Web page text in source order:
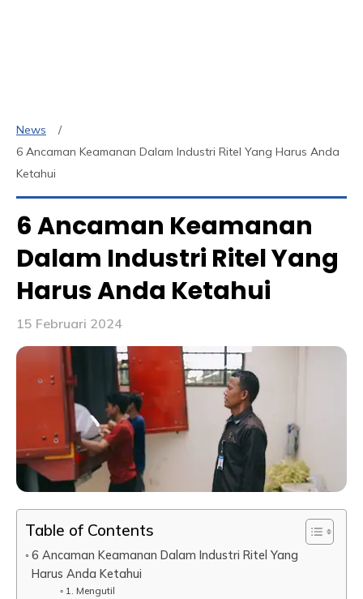
News
6 Ancaman Keamanan Dalam Industri Ritel Yang Harus Anda
Ketahui
6 Ancaman Keamanan
Dalam Industri Ritel Yang
Harus Anda Ketahui
15 Februari 2024
Table of Contents
6 Ancaman Keamanan Dalam Industri Ritel Yang
Harus Anda Ketahui
1. Mengutil